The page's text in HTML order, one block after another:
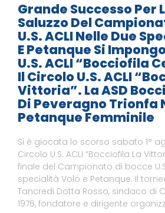
Grande Successo Per
Saluzzo Del
U.S. ACLI Nelle Due
E Petanque Si
U.S. ACLI “Bocciofila
Il Circolo U.S. ACLI
Vittoria”. La ASD
Di Peveragno Trionfa
Petanque Femminile
Si è giocata lo scorso sabato 1°
Circolo U.S. ACLI “Bocciofila La
finale del Campionato di bocce
specialità Volo e Petanque. Il
Tancredi Dotta Rosso, sindaco di
1976, fondatore e dirigente